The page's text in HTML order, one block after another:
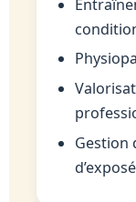
Gestion
d’exposé